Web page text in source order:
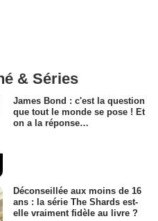
& Séries
James Bond : c'est la question
que tout le monde se pose ! Et
on a la réponse…
Déconseillée aux moins de 16
ans : la série The Shards est-
elle vraiment fidèle au livre ?